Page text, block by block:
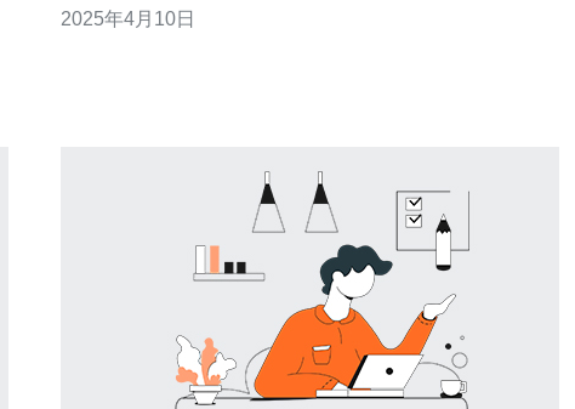
基础设施和稳定的网络环境，因此成为了众多企业和个人
2025年4月10日